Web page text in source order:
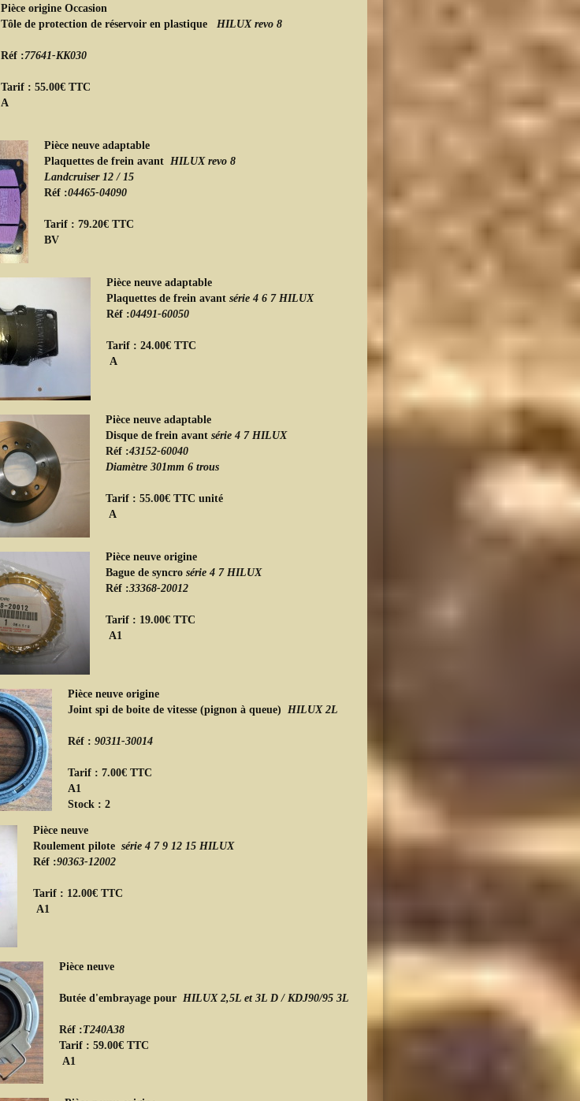
Pièce origine Occasion
Tôle de protection de réservoir en plastique
HILUX revo 8
Réf :77641-KK030
Tarif : 55.00€ TTC
A
Pièce neuve adaptable
Plaquettes de frein avant HILUX revo 8
Landcruiser 12 / 15
Réf :04465-04090
Tarif : 79.20€ TTC
BV
Pièce neuve adaptable
Plaquettes de frein avantsérie 4 6 7 HILUX
Réf :04491-60050
Tarif : 24.00€ TTC
A
Pièce neuve adaptable
Disque de frein avantsérie 4 7 HILUX
Réf :43152-60040
Diamètre 301mm 6 trous
Tarif : 55.00€ TTC unité
A
Pièce neuve origine
Bague de syncrosérie 4 7 HILUX
Réf :33368-20012
Tarif : 19.00€ TTC
A1
Pièce neuve origine
Joint spi de boite de vitesse (pignon à queue)
HILUX 2L
Réf : 90311-30014
Tarif : 7.00€ TTC
A1
Stock : 2
Pièce neuve
Roulement pilotesérie 4 7 9 12 15 HILUX
Réf :90363-12002
Tarif : 12.00€ TTC
A1
Pièce neuve
Butée d'embrayage pour HILUX 2,5L et 3L D / KDJ90/95 3L
Réf :T240A38
Tarif : 59.00€ TTC
A1